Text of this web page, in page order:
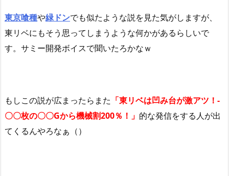
東京喰種や緑ドンでも似たような説を見た気がしますが、
東リベにもそう思ってしまうような何かがあるらしいで
す。サミー開発ボイスで聞いたろかなｗ
もしこの説が広まったらまた 「東リベは凹み台が激アツ！-
〇〇枚の〇〇Gから機械割200％！」 的な発信をする人が出
てくるんやろなぁ（）